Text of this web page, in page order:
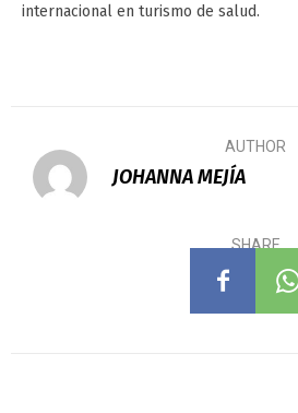
internacional en turismo de salud.
AUTHOR
JOHANNA MEJÍA
SHARE